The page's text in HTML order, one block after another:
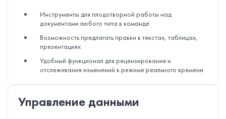
Инструменты для плодотворной работы над
документами любого типа в команде
Возможность предлагать правки в текстах, таблицах,
презентациях
Удобный функционал для рецензирования и
отслеживания изменений в режиме реального времени
Управление данными